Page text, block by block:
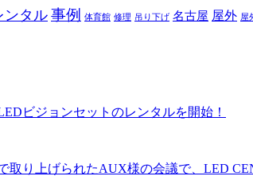
ンタル 事例 体育館 修理 吊り下げ 名古屋 屋外 屋
ビジョンセットのレンタルを開始！
取り上げられたAUX様の会議で、LED